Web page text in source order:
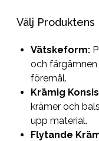
Välj Produktens
Vätskeform:
och
föremål.
Krämig
krämer och
upp material.
Flytande